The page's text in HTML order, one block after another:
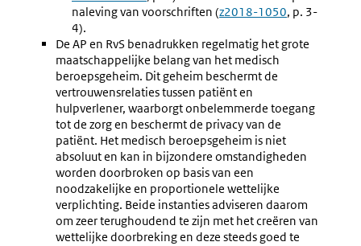
naleving van voorschriften (Externe
z2018-1050, p. 3-
4).
De AP en RvS benadrukken regelmatig het grote
maatschappelijke belang van het medisch
beroepsgeheim. Dit geheim beschermt de
vertrouwensrelaties tussen patiënt en
hulpverlener, waarborgt onbelemmerde toegang
tot de zorg en beschermt de privacy van de
patiënt. Het medisch beroepsgeheim is niet
absoluut en kan in bijzondere omstandigheden
worden doorbroken op basis van een
noodzakelijke en proportionele wettelijke
verplichting. Beide instanties adviseren daarom
om zeer terughoudend te zijn met het creëren van
wettelijke doorbreking en deze steeds goed te